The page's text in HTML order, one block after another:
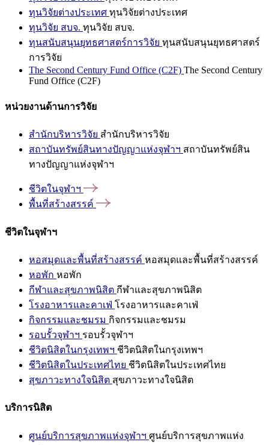
ทุนวิจัยต่างประเทศ ทุนวิจัยต่างประเทศ
ทุนวิจัย สบจ. ทุนวิจัย สบจ.
ทุนสนับสนุนยุทธศาสตร์การวิจัย ทุนสนับสนุนยุทธศาสตร์
การวิจัย
The Second Century Fund Office (C2F) The Second Century
Fund Office (C2F)
หน่วยงานด้านการวิจัย
สำนักบริหารวิจัย สำนักบริหารวิจัย
สถาบันทรัพย์สินทางปัญญาแห่งจุฬาฯ สถาบันทรัพย์สิน
ทางปัญญาแห่งจุฬาฯ
ชีวิตในจุฬาฯ
พื้นที่สร้างสรรค์
ชีวิตในจุฬาฯ
หอสมุดและพื้นที่สร้างสรรค์ หอสมุดและพื้นที่สร้างสรรค์
หอพัก หอพัก
กีฬาและสุขภาพนิสิต กีฬาและสุขภาพนิสิต
โรงอาหารและคาเฟ่ โรงอาหารและคาเฟ่
กิจกรรมและชมรม กิจกรรมและชมรม
รอบรั้วจุฬาฯ รอบรั้วจุฬาฯ
ชีวิตนิสิตในกรุงเทพฯ ชีวิตนิสิตในกรุงเทพฯ
ชีวิตนิสิตในประเทศไทย ชีวิตนิสิตในประเทศไทย
สุขภาวะทางใจนิสิต สุขภาวะทางใจนิสิต
บริการนิสิต
ศูนย์บริการสุขภาพแห่งจุฬาฯ ศูนย์บริการสุขภาพแห่ง